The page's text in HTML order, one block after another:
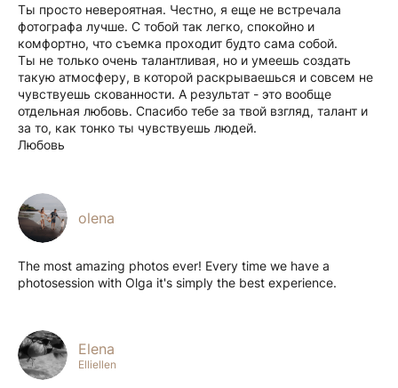
Ты просто невероятная. Честно, я еще не встречала
фотографа лучше. С тобой так легко, спокойно и
комфортно, что съемка проходит будто сама собой.
Ты не только очень талантливая, но и умеешь создать
такую атмосферу, в которой раскрываешься и совсем не
чувствуешь скованности. А результат - это вообще
отдельная любовь. Спасибо тебе за твой взгляд, талант и
за то, как тонко ты чувствуешь людей.
Любовь
olena
The most amazing photos ever! Every time we have a
photosession with Olga it's simply the best experience.
Elena
Elliellen